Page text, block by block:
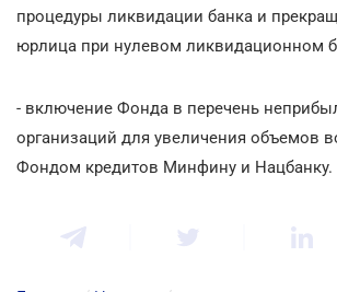
процедуры ликвидации банка и
юрлица при нулевом ликвидационном
- включение Фонда в перечень
организаций для увеличения объемов
Фондом кредитов Минфину и Нацбанку.